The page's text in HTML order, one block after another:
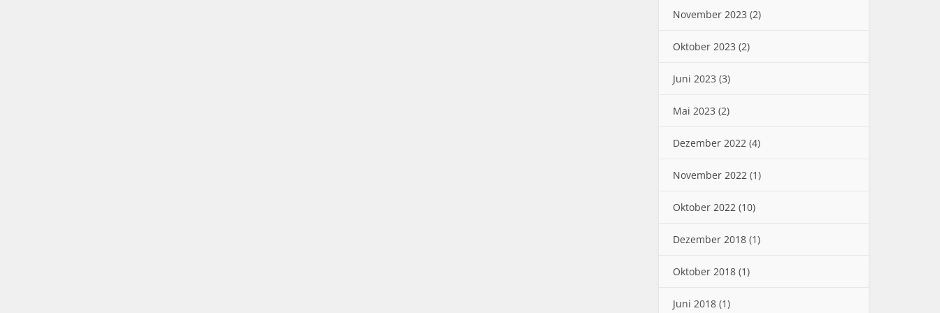
November 2023 (2)
Oktober 2023 (2)
Juni 2023 (3)
Mai 2023 (2)
Dezember 2022 (4)
November 2022 (1)
Oktober 2022 (10)
Dezember 2018 (1)
Oktober 2018 (1)
Juni 2018 (1)